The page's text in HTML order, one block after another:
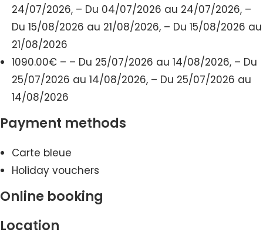
24/07/2026, – Du 04/07/2026 au 24/07/2026, –
Du 15/08/2026 au 21/08/2026, – Du 15/08/2026 au
21/08/2026
1090.00€ – – Du 25/07/2026 au 14/08/2026, – Du
25/07/2026 au 14/08/2026, – Du 25/07/2026 au
14/08/2026
Payment methods
Carte bleue
Holiday vouchers
Online booking
Location